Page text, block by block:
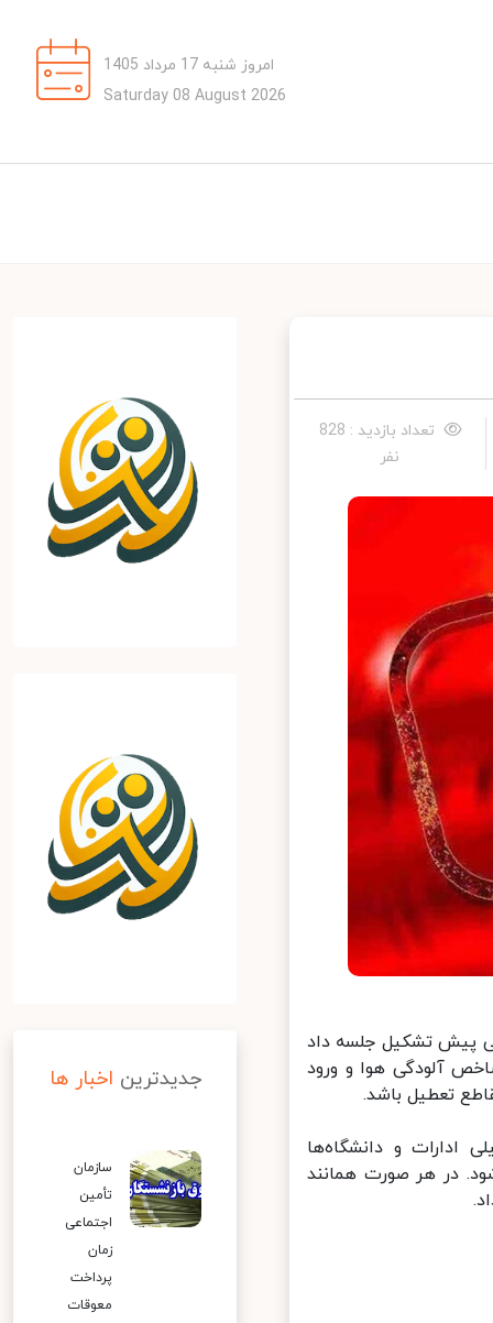
امروز شنبه 17 مرداد 1405
Saturday 08 August 2026
تعداد بازدید : 828
نفر
پیش تشکیل جلسه داد
آلودگی هوا و ورود
تعطیل باشد.
و دانشگاه‌ها
در هر صورت همانند
جدیدترین اخبار ها
سازمان
تأمین
اجتماعی
زمان
پرداخت
معوقات